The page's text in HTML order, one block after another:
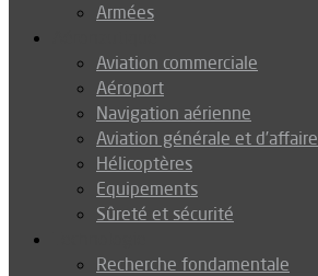
Armées
Aviation commerciale
Aéroport
Navigation aérienne
Aviation générale et d’affaire
Hélicoptères
Equipements
Sûreté et sécurité
Recherche fondamentale